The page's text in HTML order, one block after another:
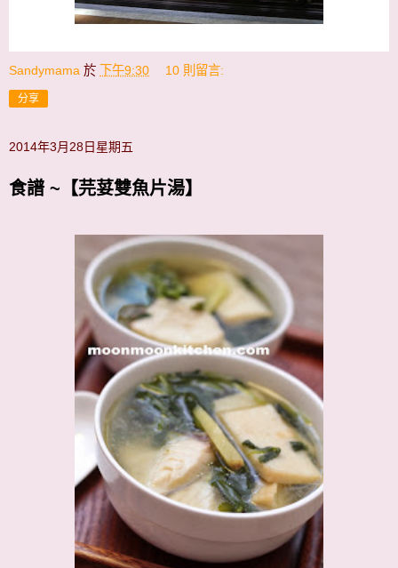
Sandymama 於 下午9:30 10 則留言:
分享
2014年3月28日星期五
食譜 ~【芫荽雙魚片湯】